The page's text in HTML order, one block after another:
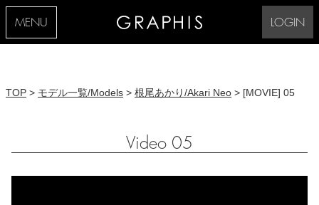
MENU LOGIN
TOP > モデル一覧/Models > 根尾あかり/Akari Neo > [MOVIE] 05
Video 05